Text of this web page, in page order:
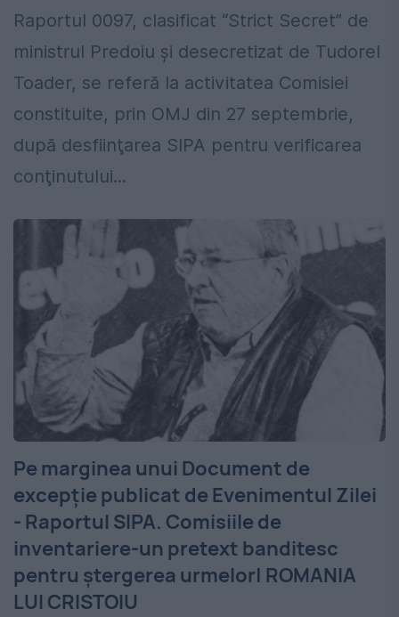
Raportul 0097, clasificat “Strict Secret” de
ministrul Predoiu şi desecretizat de Tudorel
Toader, se referă la activitatea Comisiei
constituite, prin OMJ din 27 septembrie,
după desfiinţarea SIPA pentru verificarea
conţinutului...
Pe marginea unui Document de
excepție publicat de Evenimentul Zilei
- Raportul SIPA. Comisiile de
inventariere-un pretext banditesc
pentru ștergerea urmelor| ROMANIA
LUI CRISTOIU